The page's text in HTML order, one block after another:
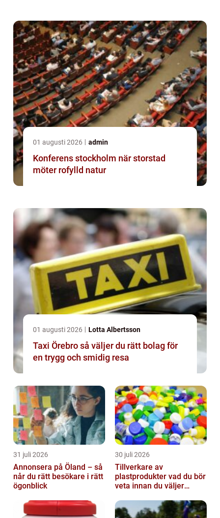
01 augusti 2026 admin
Konferens stockholm när storstad
möter rofylld natur
01 augusti 2026 Lotta Albertsson
Taxi Örebro så väljer du rätt bolag för
en trygg och smidig resa
31 juli 2026
Annonsera på Öland – så
når du rätt besökare i rätt
ögonblick
30 juli 2026
Tillverkare av
plastprodukter vad du bör
veta innan du väljer